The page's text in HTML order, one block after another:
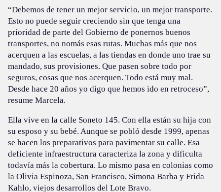
“Debemos de tener un mejor servicio, un mejor transporte.
Esto no puede seguir creciendo sin que tenga una
prioridad de parte del Gobierno de ponernos buenos
transportes, no nomás esas rutas. Muchas más que nos
acerquen a las escuelas, a las tiendas en donde uno trae su
mandado, sus provisiones. Que pasen sobre todo por
seguros, cosas que nos acerquen. Todo está muy mal.
Desde hace 20 años yo digo que hemos ido en retroceso”,
resume Marcela.
Ella vive en la calle Soneto 145. Con ella están su hija con
su esposo y su bebé. Aunque se pobló desde 1999, apenas
se hacen los preparativos para pavimentar su calle. Esa
deficiente infraestructura caracteriza la zona y dificulta
todavía más la cobertura. Lo mismo pasa en colonias como
la Olivia Espinoza, San Francisco, Simona Barba y Frida
Kahlo, viejos desarrollos del Lote Bravo.